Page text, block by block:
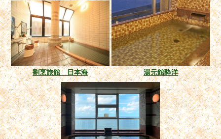
割烹旅館 日本海 湯元館酔洋